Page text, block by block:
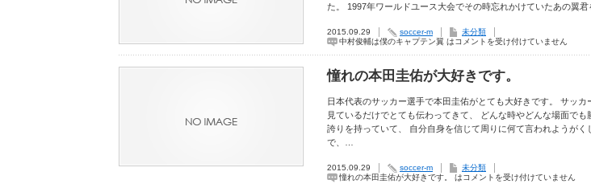
た。 1997年ワールドユース大会でその時忘れかけていたあの翼君
2015.09.29 soccer-m
未分類
中村俊輔は僕のキャプテン翼 はコメントを受け付けていません
憧れの本田圭佑が大好きです。
日本代表のサッカー選手で本田圭佑がとても大好きです。 サッ
見ているだけでとても伝わってきて、 どんな時やどんな場面でも
誇りを持っていて、 自分自身を信じて周りに何て言われようがく
で、…
2015.09.29 soccer-m
未分類
憧れの本田圭佑が大好きです。 はコメントを受け付けていません